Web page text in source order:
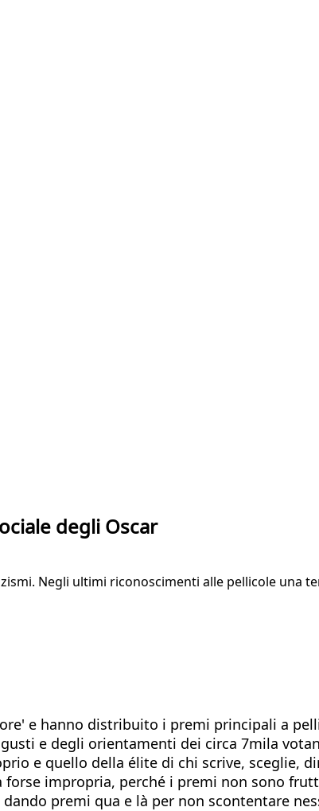
degli Oscar
Negli ultimi riconoscimenti alle pellicole una
e hanno distribuito i premi principali a
e degli orientamenti dei circa 7mila
e quello della élite di chi scrive, sceglie,
impropria, perché i premi non sono
premi qua e là per non scontentare